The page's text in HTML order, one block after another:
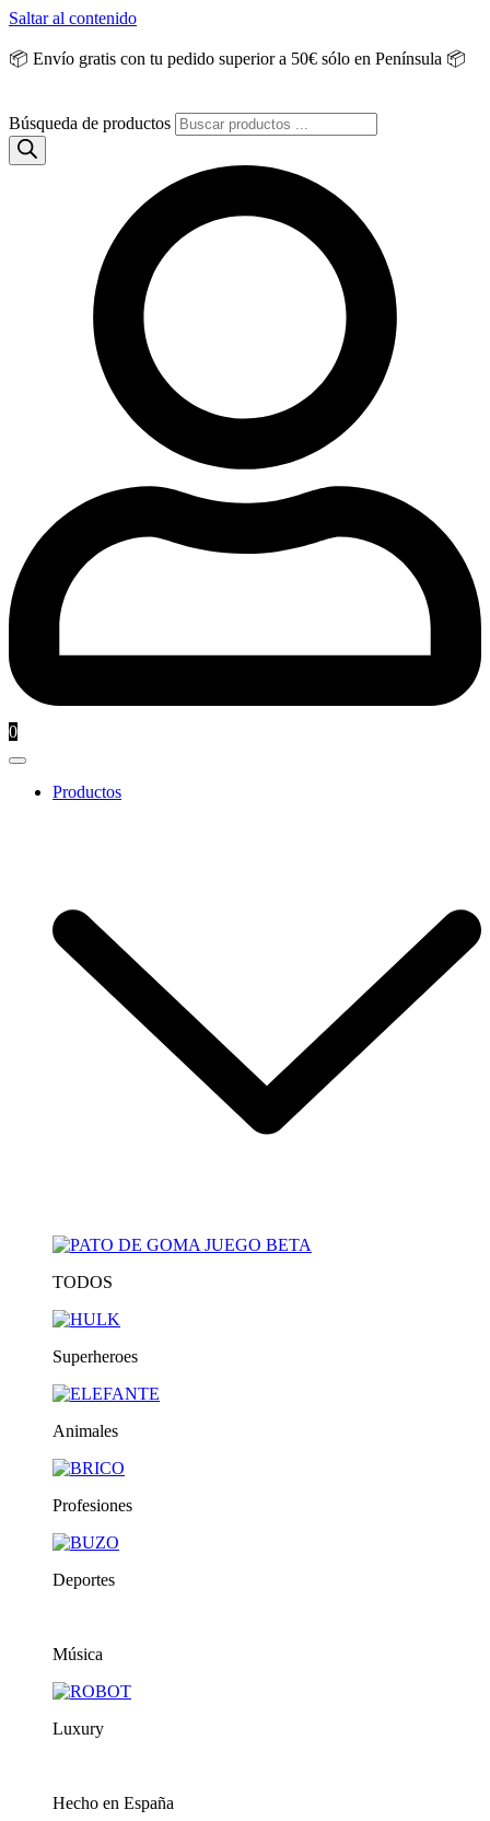
Saltar al contenido
📦 Envío gratis con tu pedido superior a 50€ sólo en Península 📦
Búsqueda de productos
0
Productos
TODOS
Superheroes
Animales
Profesiones
Deportes
Música
Luxury
Hecho en España